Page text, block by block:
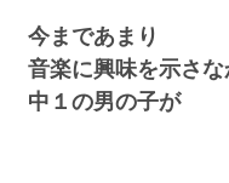
今まであまり
音楽に興味を示さ
中１の男の子が